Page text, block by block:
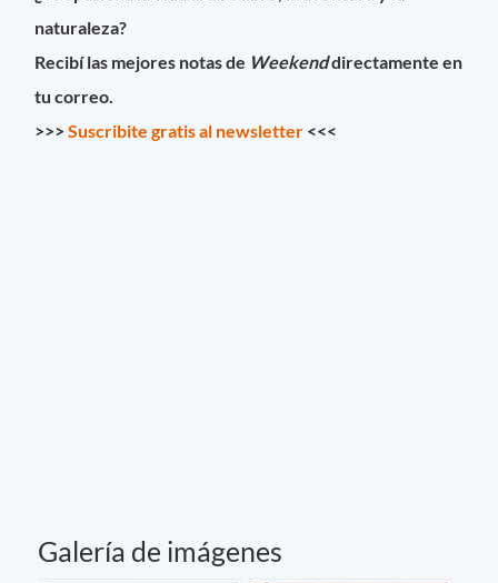
naturaleza?
Recibí las mejores notas de Weekenddirectamente en
tu correo.
>>>Suscribite gratis al newsletter <<<
Galería de imágenes